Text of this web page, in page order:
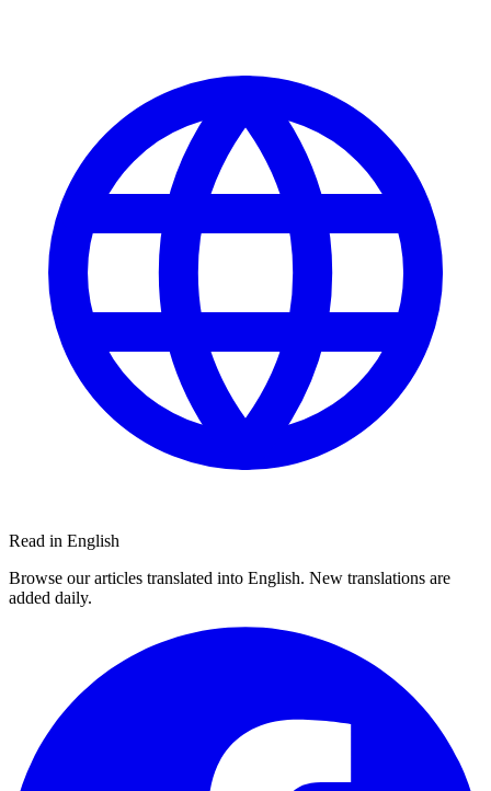
Read in English
Browse our articles translated into English. New translations are
added daily.